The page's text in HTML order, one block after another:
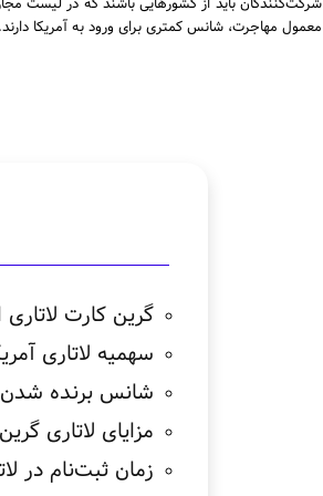
معمول مهاجرت، شانس کمتری برای ورود به آمریکا
گرین کارت
سهمیه لاتاری
شانس برنده
مزایای لاتاری
زمان ثبت‌نام در